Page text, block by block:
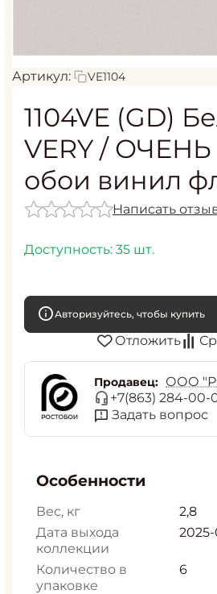
Артикул: VE1104
1104VE (GD)
VERY / ОЧЕНЬ
обои винил
Написать
Доступность: 35 шт.
Авторизуйтесь, чтобы купить
Отложить
Продавец: ООО
+7(863) 284-00-
Задать вопрос
Особенности
Вес, кг
2,8
Дата выхода
коллекции
2025-
Количество в
упаковке
6